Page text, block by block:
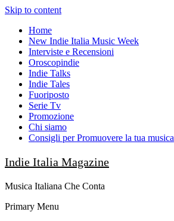
Skip to content
Home
New Indie Italia Music Week
Interviste e Recensioni
Oroscopindie
Indie Talks
Indie Tales
Fuoriposto
Serie Tv
Promozione
Chi siamo
Consigli per Promuovere la tua musica
Indie Italia Magazine
Musica Italiana Che Conta
Primary Menu